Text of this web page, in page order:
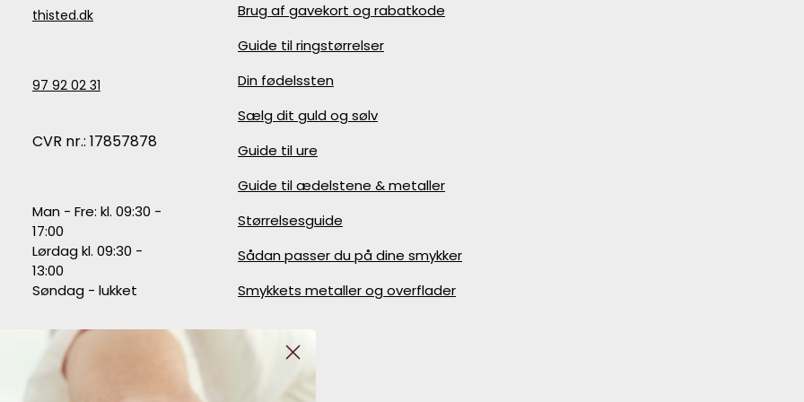
thisted.dk
97 92 02 31
CVR nr.: 17857878
Man - Fre: kl. 09:30 -
17:00
Lørdag kl. 09:30 -
13:00
Søndag - lukket
Brug af gavekort og rabatkode
Guide til ringstørrelser
Din fødelssten
Sælg dit guld og sølv
Guide til ure
Guide til ædelstene & metaller
Størrelsesguide
Sådan passer du på dine smykker
Smykkets metaller og overflader